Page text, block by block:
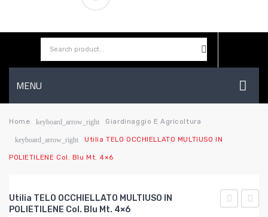
MENU
HOME
AZIENDA
WISHLIST
Home keyboard_arrow_right Giardinaggio E Agricoltura
keyboard_arrow_right Utilia TELO OCCHIELLATO MULTIUSO IN
POLIETILENE Col. Blu Mt. 4×6
Utilia TELO OCCHIELLATO MULTIUSO IN
POLIETILENE Col. Blu Mt. 4×6